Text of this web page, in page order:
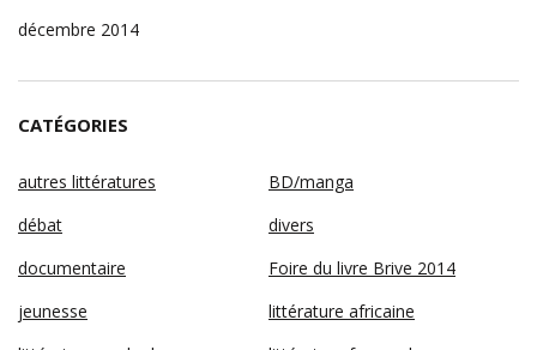
décembre 2014
CATÉGORIES
autres littératures
BD/manga
débat
divers
documentaire
Foire du livre Brive 2014
jeunesse
littérature africaine